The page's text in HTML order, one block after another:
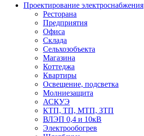
Проектирование электроснабжения
Ресторана
Предприятия
Офиса
Склада
Сельхозобъекта
Магазина
Коттеджа
Квартиры
Освещение, подсветка
Молниезащита
АСКУЭ
КТП, ТП, МТП, ЗТП
ВЛЭП 0,4 и 10кВ
Электрообогрев